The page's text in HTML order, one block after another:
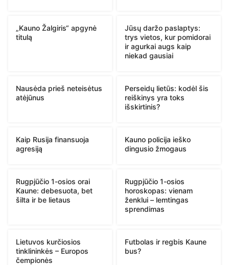
„Kauno Žalgiris“ apgynė
titulą
Jūsų daržo paslaptys:
trys vietos, kur pomidorai
ir agurkai augs kaip
niekad gausiai
Nausėda prieš neteisėtus
atėjūnus
Perseidų lietūs: kodėl šis
reiškinys yra toks
išskirtinis?
Kaip Rusija finansuoja
agresiją
Kauno policija ieško
dingusio žmogaus
Rugpjūčio 1-osios orai
Kaune: debesuota, bet
šilta ir be lietaus
Rugpjūčio 1-osios
horoskopas: vienam
ženklui – lemtingas
sprendimas
Lietuvos kurčiosios
tinklininkės – Europos
čempionės
Futbolas ir regbis Kaune
bus?